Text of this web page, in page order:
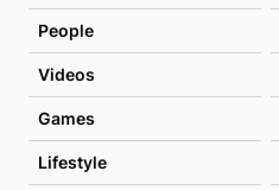
People
Videos
Games
Lifestyle